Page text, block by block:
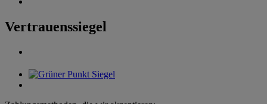
Vertrauenssiegel